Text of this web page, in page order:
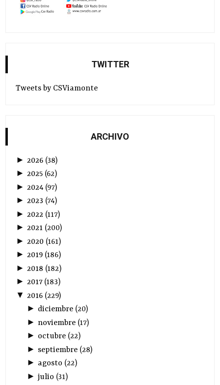
TWITTER
Tweets by CSViamonte
ARCHIVO
► 2026 (38)
►2025 (62)
► 2024 (97)
►2023 (74)
► 2022 (117)
►2021 (200)
► 2020 (161)
►2019 (186)
► 2018 (182)
►2017(183)
▼ 2016 (229)
► diciembre(20)
► noviembre(17)
► octubre(22)
► septiembre(28)
► agosto (22)
► julio (31)